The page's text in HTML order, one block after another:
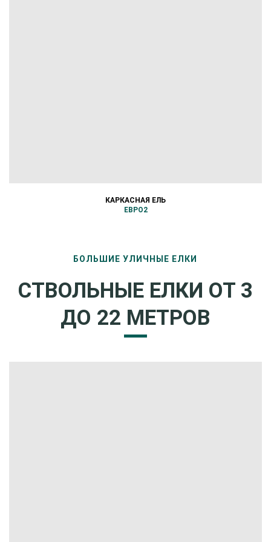
КАРКАСНАЯ ЕЛЬ
ЕВРО2
БОЛЬШИЕ УЛИЧНЫЕ ЕЛКИ
СТВОЛЬНЫЕ ЕЛКИ ОТ 3
ДО 22 МЕТРОВ